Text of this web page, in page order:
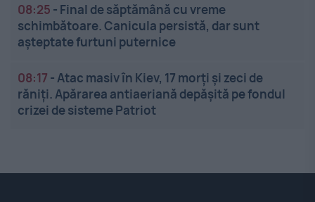
08:25 - Final de săptămână cu vreme
schimbătoare. Canicula persistă, dar sunt
așteptate furtuni puternice
08:17 -Atac masiv în Kiev, 17 morți și zeci de
răniți. Apărarea antiaeriană depășită pe fondul
crizei de sisteme Patriot